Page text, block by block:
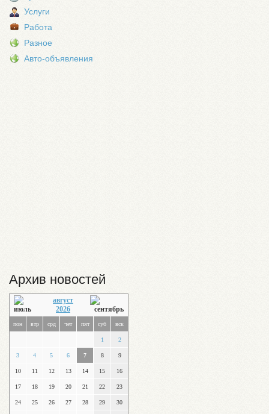
Услуги
Работа
Разное
Авто-объявления
Архив новостей
август
2026
пон втр срд чет пят суб вск
1 2
3 4 5 6 7 8 9
10 11 12 13 14 15 16
17 18 19 20 21 22 23
24 25 26 27 28 29 30